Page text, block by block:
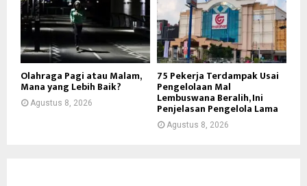
Olahraga Pagi atau Malam,
Mana yang Lebih Baik?
Agustus 8, 2026
75 Pekerja Terdampak Usai
Pengelolaan Mal
Lembuswana Beralih, Ini
Penjelasan Pengelola Lama
Agustus 8, 2026